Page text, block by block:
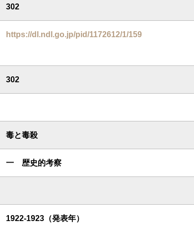
302
https://dl.ndl.go.jp/pid/1172612/1/159
302
毒と毒殺
一 歴史的考察
1922-1923（発表年）